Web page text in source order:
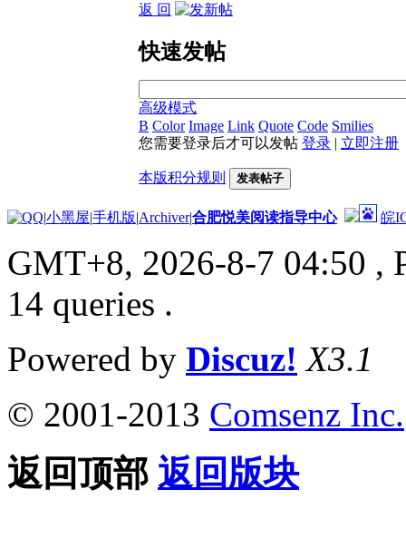
返 回
快速发帖
高级模式
B Color Image Link Quote Code Smilies
您需要登录后才可以发帖 登录 | 立即注册
本版积分规则 发表帖子
|小黑屋|手机版|Archiver|合肥悦美阅读指导中心 皖
GMT+8, 2026-8-7 04:50 ,
14 queries .
Powered by Discuz! X3.1
© 2001-2013 Comsenz Inc.
返回顶部 返回版块